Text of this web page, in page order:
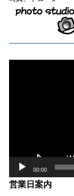
00:00
営業日案内